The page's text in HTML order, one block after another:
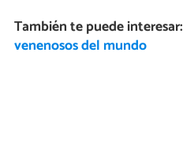
También te puede interesar:
venenosos del mundo